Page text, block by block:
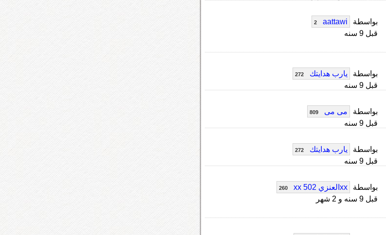
بواسطة aattawi
2
قبل 9 سنه
بواسطة يارب هدايتك 272
قبل 9 سنه
بواسطة مى مى 809
قبل 9 سنه
بواسطة يارب هدايتك 272
قبل 9 سنه
بواسطة xxالعنزي 502 xx 260
قبل 9 سنه و 2 شهر